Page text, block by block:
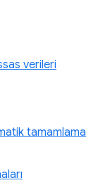
verileri
tamamlama